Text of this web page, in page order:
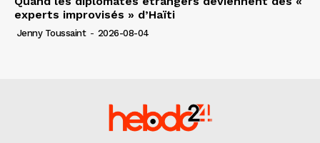
experts improvisés » d’Haïti
Jenny Toussaint - 2026-08-04